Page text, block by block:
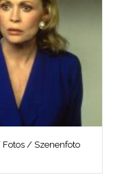
Fotos / Szenenfoto